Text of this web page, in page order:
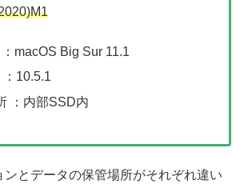
macOS Big Sur 11.1
10.5.1
：内部SSD内
ンとデータの保管場所がそれぞれ違い